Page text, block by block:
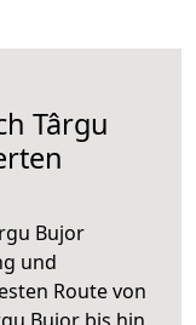
Târgu
Bujor
und
Route von